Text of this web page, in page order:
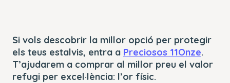
Si vols descobrir la millor opció per protegir
els teus estalvis, entra a Preciosos 11Onze.
T’ajudarem a comprar al millor preu el valor
refugi per excel·lència: l’or físic.